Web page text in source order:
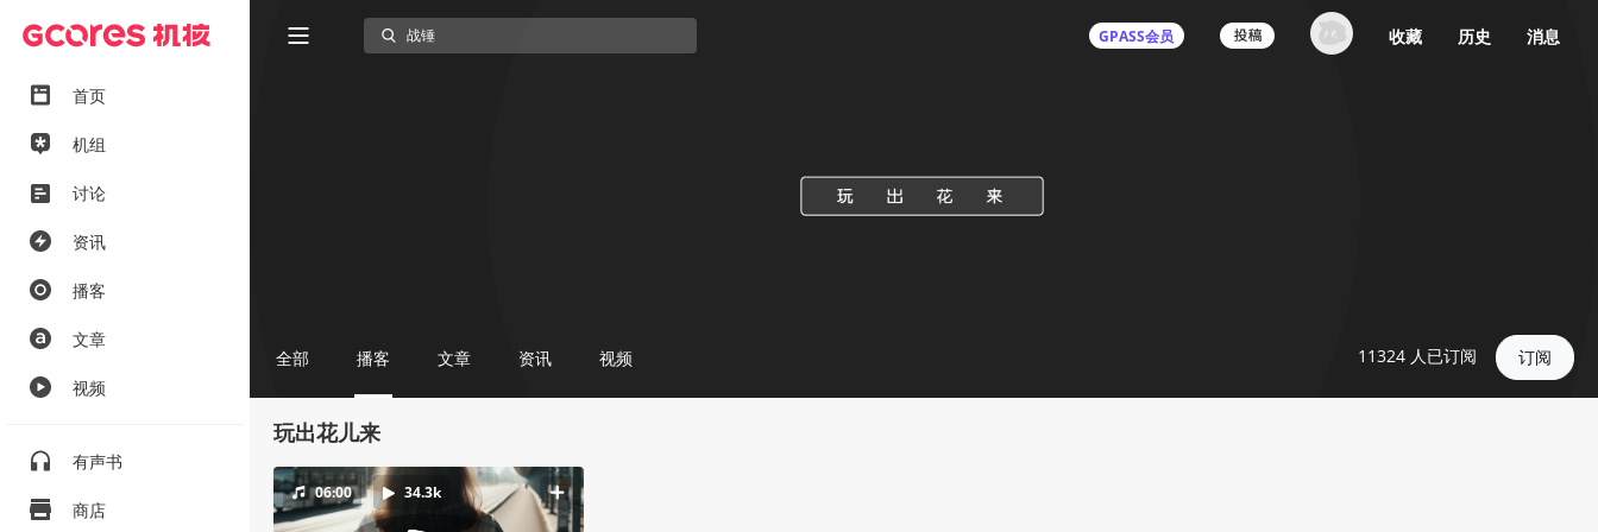
首页
机组
讨论
资讯
播客
文章
视频
有声书
商店
GPASS会员 收藏 历史 消息
11324 人已订阅 订阅
全部 播客 文章 资讯 视频
玩出花儿来
06:00 34.3k